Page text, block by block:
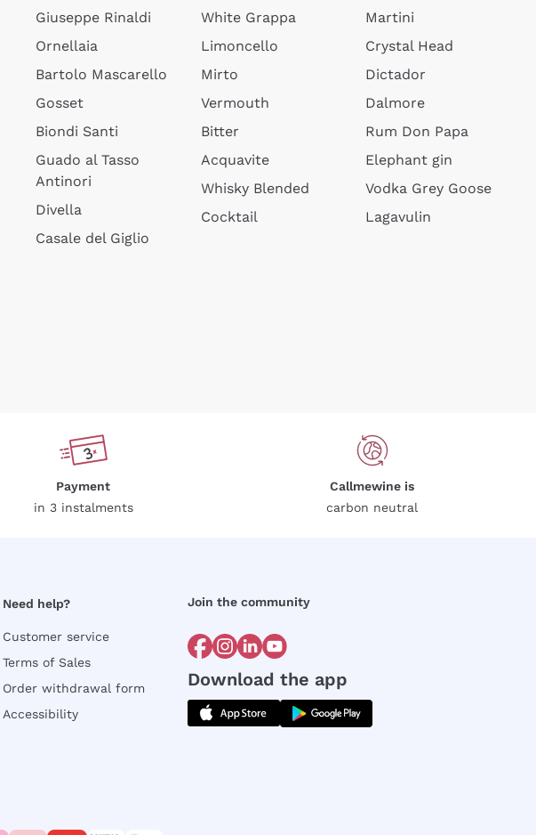
Giuseppe Rinaldi
Ornellaia
Bartolo Mascarello
Gosset
Biondi Santi
Guado al Tasso
Antinori
Divella
Casale del Giglio
White Grappa
Limoncello
Mirto
Vermouth
Bitter
Acquavite
Whisky Blended
Cocktail
Martini
Crystal Head
Dictador
Dalmore
Rum Don Papa
Elephant gin
Vodka Grey Goose
Lagavulin
Payment
in 3 instalments
Callmewine is
carbon neutral
Need help?
Customer service
Terms of Sales
Order withdrawal form
Accessibility
Join the community
Download the app